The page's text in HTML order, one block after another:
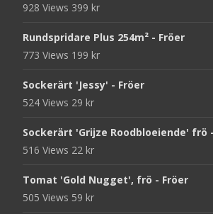
928 Views 399 kr
Rundspridare Plus 254m² - Fröer
773 Views 199 kr
Sockerärt 'Jessy' - Fröer
524 Views 29 kr
Sockerärt 'Grijze Roodbloeiende' frö
516 Views 22 kr
Tomat 'Gold Nugget', frö - Fröer
505 Views 59 kr